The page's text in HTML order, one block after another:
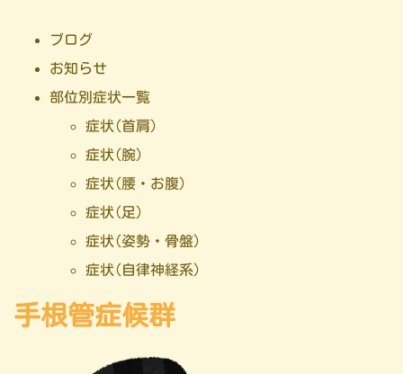
ブログ
お知らせ
部位別症状一覧
症状(首肩)
症状(腕)
症状(腰・お腹)
症状(足)
症状(姿勢・骨盤)
症状(自律神経系)
手根管症候群